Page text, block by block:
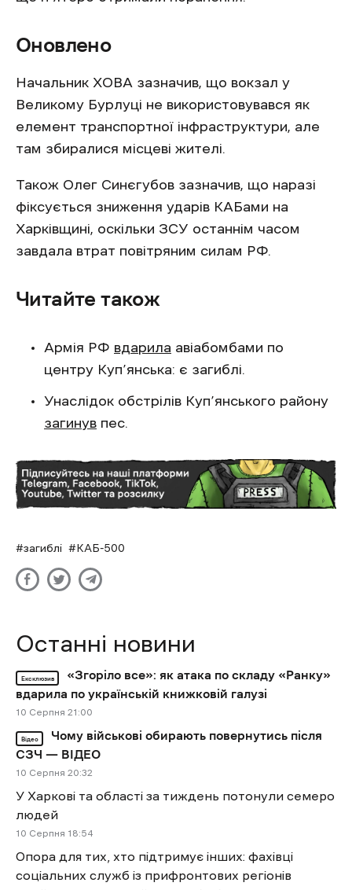
Оновлено
Начальник ХОВА зазначив, що вокзал у
Великому Бурлуці не використовувався як
елемент транспортної інфраструктури, але
там збиралися місцеві жителі.
Також Олег Синєгубов зазначив, що наразі
фіксується зниження ударів КАБами на
Харківщині, оскільки ЗСУ останнім часом
завдала втрат повітряним силам РФ.
Читайте також
Армія РФ вдарила авіабомбами по
центру Куп’янська: є загиблі.
Унаслідок обстрілів Куп’янського району
загинув пес.
загиблі КАБ-500
Останні новини
Ексклюзив
«Згоріло все»: як атака по складу «Ранку»
вдарила по українській книжковій галузі
10 Cерпня 21:00
Відео
Чому військові обирають повернутись після
СЗЧ — ВІДЕО
10 Cерпня 20:32
У Харкові та області за тиждень потонули семеро
людей
10 Cерпня 18:54
Опора для тих, хто підтримує інших: фахівці
соціальних служб із прифронтових регіонів